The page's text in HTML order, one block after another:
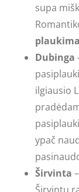
supa
Dubinga
ilgiausio
ypač
Širvinta